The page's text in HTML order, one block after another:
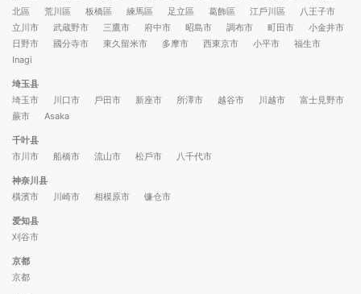
北區
荒川區 板橋區 練馬區 足立區 葛飾區 江戶川區
八王子市
立川市
武蔵野市 三鷹市 府中市 昭島市 調布市 町田市
小金井市
日野市
國分寺市 東久留米市 多摩市 西東京市 小平市
福生市
Inagi
埼玉县
埼玉市
川口市 戶田市 新座市 所澤市 越谷市 川越市
富士見野市
蕨市
Asaka
千叶县
市川市
船橋市 流山市 松戶市 八千代市
神奈川县
橫濱市
川崎市 相模原市 镰仓市
爱知县
刈谷市
京都
京都